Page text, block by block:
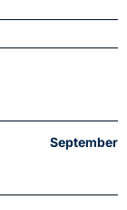
September